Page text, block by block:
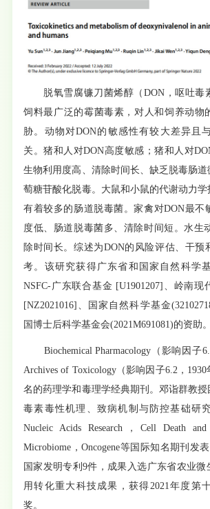
脱氧雪腐镰刀菌烯醇（DON，呕吐毒
饲料最广泛的霉菌毒素，对人和饲养动物
胁。动物对DON的敏感性有较大差异且
关。猪和人对DON高度敏感；猪和人对
生物利用度高、清除时间长、缺乏脱毒肠
萄糖苷酸化脱毒。大鼠和小鼠的代谢动力
有着较多的肠道脱毒菌。家禽对DON最不
度低、肠道脱毒菌多、清除时间短。水生
除时间长。综述为DON的风险评估、干预
考。该研究获得广东省和国家自然科学
NSFC-广东联合基金 [U1901207]、岭南现
[NZ2021016]、国家自然科学基金
国博士后科学基金会(2021M691081)的资助。
Biochemical Pharmacology（影响因子
Archives of Toxicology（影响因子6.2，
名的药理学和毒理学经典期刊。邓诣群教
毒素毒性机理、致病机制与防控基础研
Nucleic Acids Research，Cell Death and
Microbiome，Oncogene等国际知名期刊发
国家发明专利9件，成果入选广东省农业
用转化重大科技成果，获得2021年度第
奖。